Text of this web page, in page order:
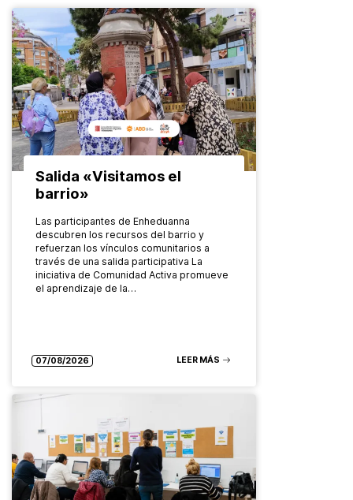
Salida «Visitamos el
barrio»
Las participantes de Enheduanna
descubren los recursos del barrio y
refuerzan los vínculos comunitarios a
través de una salida participativa La
iniciativa de Comunidad Activa promueve
el aprendizaje de la…
07/08/2026 LEER MÁS